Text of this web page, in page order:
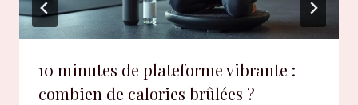
10 minutes de plateforme vibrante :
combien de calories brûlées ?